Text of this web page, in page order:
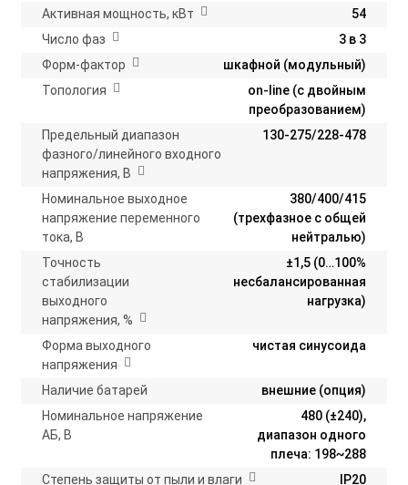
Активная мощность, кВт
54
Число фаз
3 в 3
Форм-фактор
шкафной (модульный)
Топология
on-line (с двойным
преобразованием)
Предельный диапазон
фазного/линейного входного
напряжения, В
130-275/228-478
Номинальное выходное
напряжение переменного
тока, В
380/400/415
(трехфазное с общей
нейтралью)
Точность
стабилизации
выходного
напряжения, %
±1,5 (0…100%
несбалансированная
нагрузка)
Форма выходного
напряжения
чистая синусоида
Наличие батарей
внешние (опция)
Номинальное напряжение
АБ, В
480 (±240),
диапазон одного
плеча: 198~288
Степень защиты от пыли и влаги
IP20